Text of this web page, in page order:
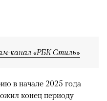
канал «РБК Стиль»
в начале 2025 года
конец периоду